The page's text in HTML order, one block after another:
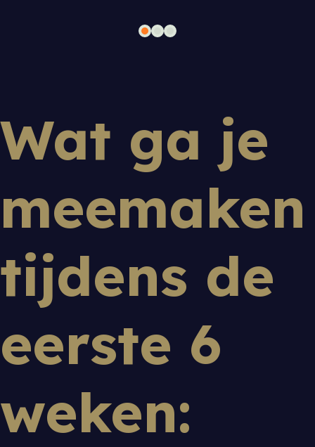
Wat ga je
meemaken
tijdens de
eerste 6
weken: